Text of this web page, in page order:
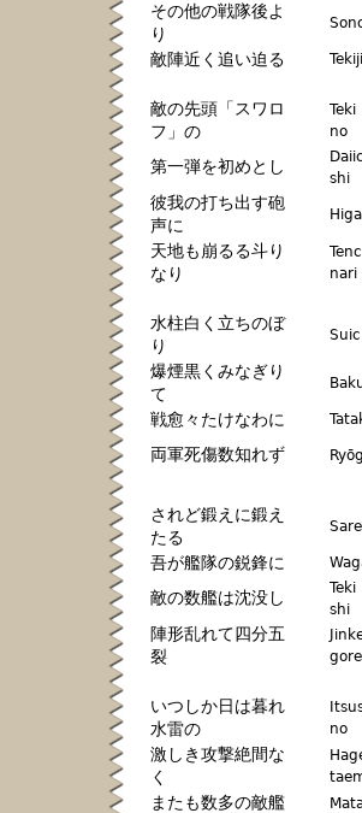
その他の戦隊後よ
り
敵陣近く追い迫る
敵の先頭「スワロ
フ」の
no
第一弾を初めとし
shi
彼我の打ち出す砲
声に
天地も崩るる斗り
なり
nari
水柱白く立ちのぼ
り
爆煙黒くみなぎり
て
戦愈々たけなわに
両軍死傷数知れず
されど鍛えに鍛え
たる
吾が艦隊の鋭鋒に
敵の数艦は沈没し
shi
陣形乱れて四分五
裂
いつしか日は暮れ
水雷の
no
激しき攻撃絶間な
く
またも数多の敵艦